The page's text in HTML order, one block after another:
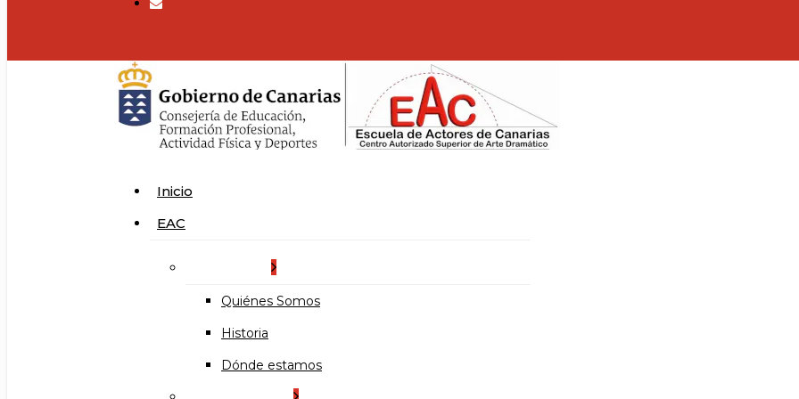
search
Menu
Inicio
EAC
Quiénes Somos
Historia
Dónde estamos